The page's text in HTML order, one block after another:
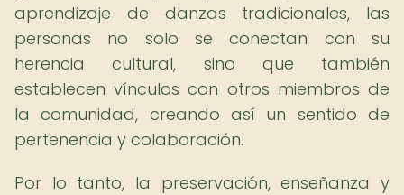
aprendizaje de danzas tradicionales, las
personas no solo se conectan con su
herencia cultural, sino que también
establecen vínculos con otros miembros de
la comunidad, creando así un sentido de
pertenencia y colaboración.
Por lo tanto, la preservación, enseñanza y